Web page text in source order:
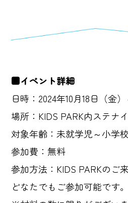
■イベント詳細
日時：2024年10月18日（金）
場所：KIDS PARK内ステナ
対象年齢：未就学児～小学
参加費：無料
参加方法：KIDS PARKのご
どなたでもご参加可能です。